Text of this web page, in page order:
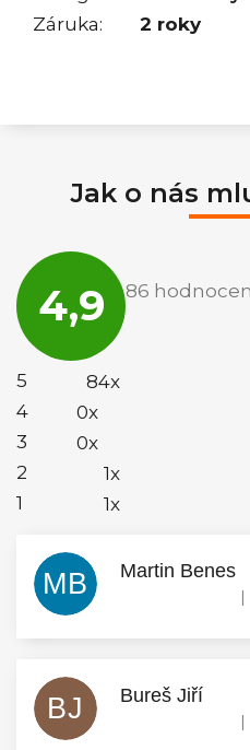
Záruka: 2 roky
Jak o nás
4,9
obchodu
je
86
5
84x
4
0x
3
0x
2
1x
1
1x
MB Martin Benes
Hodnocení |
BJ Bureš Jiří
Hodnocení |